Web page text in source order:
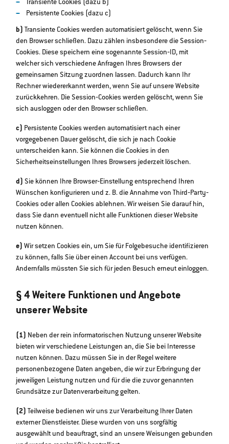
Transiente Cookies (dazu b)
Persistente Cookies (dazu c)
b) Transiente Cookies werden automatisiert gelöscht, wenn Sie
den Browser schließen. Dazu zählen insbesondere die Session‐
Cookies. Diese speichern eine sogenannte Session‐ID, mit
welcher sich verschiedene Anfragen Ihres Browsers der
gemeinsamen Sitzung zuordnen lassen. Dadurch kann Ihr
Rechner wiedererkannt werden, wenn Sie auf unsere Website
zurückkehren. Die Session‐Cookies werden gelöscht, wenn Sie
sich ausloggen oder den Browser schließen.
c) Persistente Cookies werden automatisiert nach einer
vorgegebenen Dauer gelöscht, die sich je nach Cookie
unterscheiden kann. Sie können die Cookies in den
Sicherheitseinstellungen Ihres Browsers jederzeit löschen.
d)Sie können Ihre Browser‐Einstellung entsprechend Ihren
Wünschen konfigurieren und z. B. die Annahme von Third‐Party‐
Cookies oder allen Cookies ablehnen. Wir weisen Sie darauf hin,
dass Sie dann eventuell nicht alle Funktionen dieser Website
nutzen können.
e) Wir setzen Cookies ein, um Sie für Folgebesuche identifizieren
zu können, falls Sie über einen Account bei uns verfügen.
Andernfalls müssten Sie sich für jeden Besuch erneut einloggen.
§ 4 Weitere Funktionen und Angebote
unserer Website
(1) Neben der rein informatorischen Nutzung unserer Website
bieten wir verschiedene Leistungen an, die Sie bei Interesse
nutzen können. Dazu müssen Sie in der Regel weitere
personenbezogene Daten angeben, die wir zur Erbringung der
jeweiligen Leistung nutzen und für die die zuvor genannten
Grundsätze zur Datenverarbeitung gelten.
(2) Teilweise bedienen wir uns zur Verarbeitung Ihrer Daten
externer Dienstleister. Diese wurden von uns sorgfältig
ausgewählt und beauftragt, sind an unsere Weisungen gebunden